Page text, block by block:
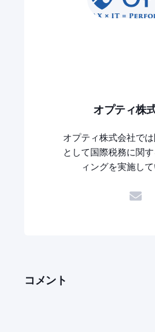
オプティ株
オプティ株式会社で
として国際税務に関
ィングを実施して
コメント